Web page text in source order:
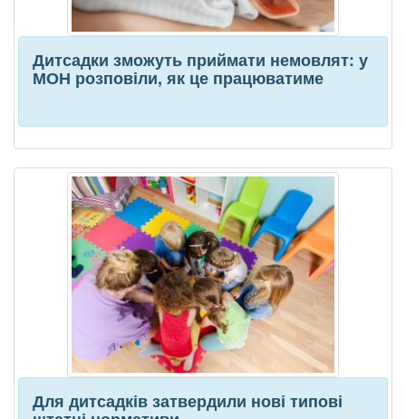
Дитсадки зможуть приймати немовлят: у
МОН розповіли, як це працюватиме
Для дитсадків затвердили нові типові